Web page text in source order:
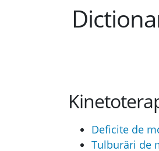
Deficite de
Tulburări de